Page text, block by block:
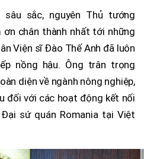
sắc, nguyên Thủ tướng
chân thành nhất tới những
Viện sĩ Đào Thế Anh đã luôn
nồng hậu. Ông trân trọng
diện về ngành nông nghiệp,
đối với các hoạt động kết nối
sứ quán Romania tại Việt